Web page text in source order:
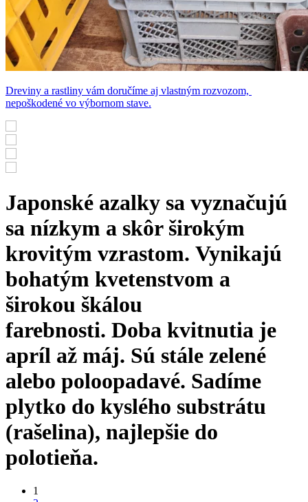
Dreviny a rastliny vám doručíme aj vlastným rozvozom,
nepoškodené vo výbornom stave.
Japonské azalky sa vyznačujú
sa nízkym a skôr širokým
krovitým vzrastom. Vynikajú
bohatým kvetenstvom a
širokou škálou
farebnosti. Doba kvitnutia je
apríl až máj. Sú stále zelené
alebo poloopadavé. Sadíme
plytko do kyslého substrátu
(rašelina), najlepšie do
polotieňa.
1